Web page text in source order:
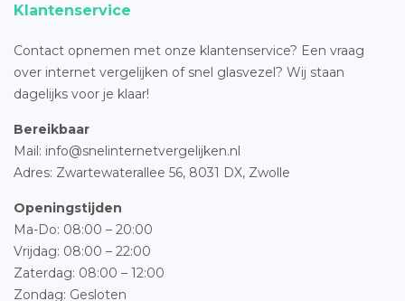
Klantenservice
Contact opnemen met onze klantenservice? Een vraag
over internet vergelijken of snel glasvezel? Wij staan
dagelijks voor je klaar!
Bereikbaar
Mail: info@snelinternetvergelijken.nl
Adres: Zwartewaterallee 56, 8031 DX, Zwolle
Openingstijden
Ma-Do: 08:00 – 20:00
Vrijdag: 08:00 – 22:00
Zaterdag: 08:00 – 12:00
Zondag: Gesloten